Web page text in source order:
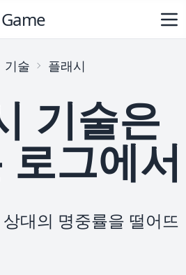
기술 플래시
기술은
로그에서
대의 명중률을 떨어뜨